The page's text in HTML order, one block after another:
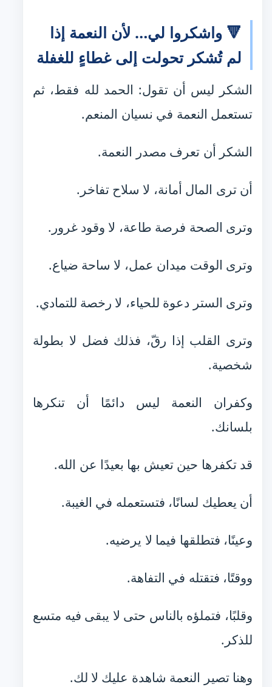
🔻 واشكروا لي… لأن النعمة إذا
لم تُشكر تحولت إلى غطاءٍ للغفلة
الشكر ليس أن تقول: الحمد لله فقط، ثم
تستعمل النعمة في نسيان المنعم.
الشكر أن تعرف مصدر النعمة.
أن ترى المال أمانة، لا سلاح تفاخر.
وترى الصحة فرصة طاعة، لا وقود غرور.
وترى الوقت ميدان عمل، لا ساحة ضياع.
وترى الستر دعوة للحياء، لا رخصة للتمادي.
وترى القلب إذا رقّ، فذلك فضل لا بطولة
شخصية.
وكفران النعمة ليس دائمًا أن تنكرها
بلسانك.
قد تكفرها حين تعيش بها بعيدًا عن الله.
أن يعطيك لسانًا، فتستعمله في الغيبة.
وعينًا، فتطلقها فيما لا يرضيه.
ووقتًا، فتقتله في التفاهة.
وقلبًا، فتملؤه بالناس حتى لا يبقى فيه متسع
للذكر.
وهنا تصير النعمة شاهدة عليك لا لك.